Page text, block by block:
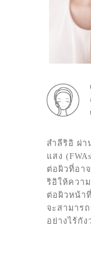
สำลีริอิ ผ่า
แสง
ต่อผิวที่อา
ริอิให้ควา
ต่อผิวหน้า
จะสามาร
อย่างไร้กัง